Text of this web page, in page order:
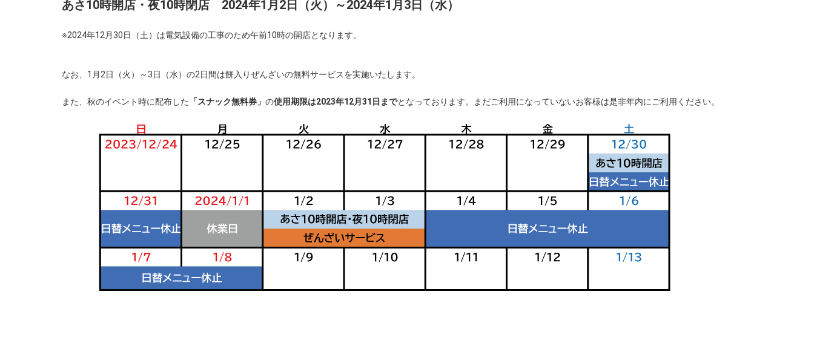
あさ10時開店・夜10時閉店 2024年1月2日（火）～2024年1月3日（水）
※2024年12月30日（土）は電気設備の工事のため午前10時の開店となります。
なお、1月2日（火）～3日（水）の2日間は餅入りぜんざいの無料サービスを実施いたします。
また、秋のイベント時に配布した 「スナック無料券」 の使用期限は2023年12月31日までとなっております。まだご利用になっていないお客様は是非年内にご利用ください。